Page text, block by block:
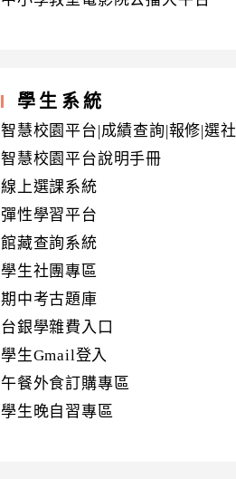
學生系統
智慧校園平台|成績查詢|報修|選社
智慧校園平台說明手冊
線上選課系統
彈性學習平台
館藏查詢系統
學生社團專區
期中考古題庫
台銀學雜費入口
學生Gmail登入
午餐外食訂購專區
學生晚自習專區